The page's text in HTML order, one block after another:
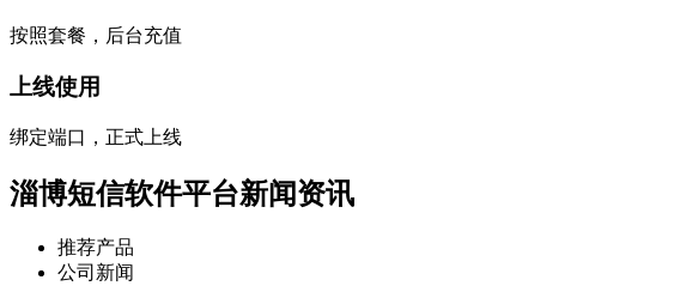
按照套餐，后台充值
上线使用
绑定端口，正式上线
淄博短信软件平台新闻资讯
推荐产品
公司新闻